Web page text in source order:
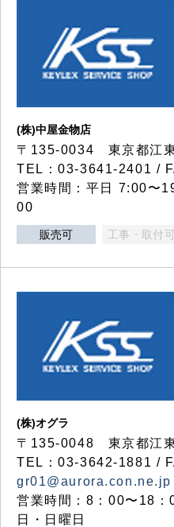
(株)中屋金物店
〒135-0034 東京都江
TEL：03-3641-2401 /
営業時間：平日 7:00〜
00
販売可 工事・取付可
(株)オグラ
〒135-0048 東京都江
TEL：03-3642-1881 /
gr01@aurora.con.ne.jp
営業時間：8：00〜18
日・日曜日